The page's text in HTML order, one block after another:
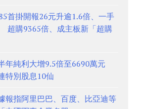
首掛開報26元升逾1.6倍、一手
超購9365倍、成主板新「超購
年純利大增9.5倍至6690萬元
特別股息10仙
報指阿里巴巴、百度、比亞迪等